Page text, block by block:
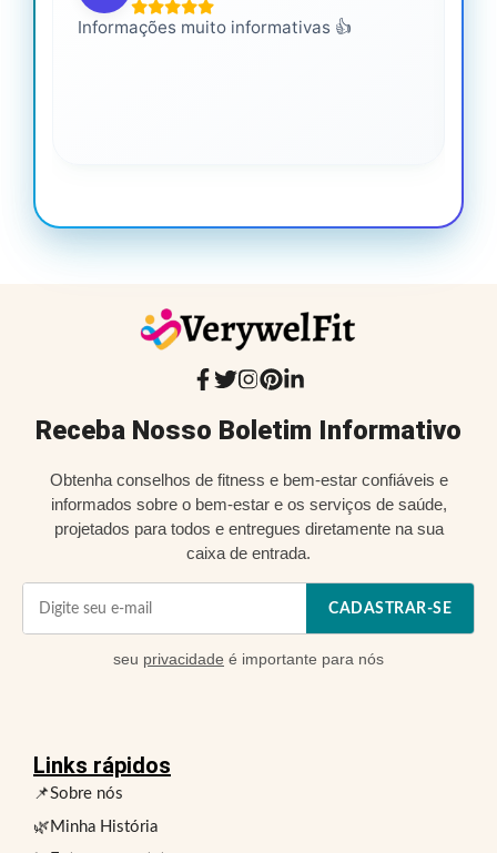
Informações muito informativas 👍
Receba Nosso Boletim Informativo
Obtenha conselhos de fitness e bem-estar confiáveis e
informados sobre o bem-estar e os serviços de saúde,
projetados para todos e entregues diretamente na sua
caixa de entrada.
CADASTRAR-SE
seu privacidade é importante para nós
Links rápidos
📌Sobre nós
🌿Minha História